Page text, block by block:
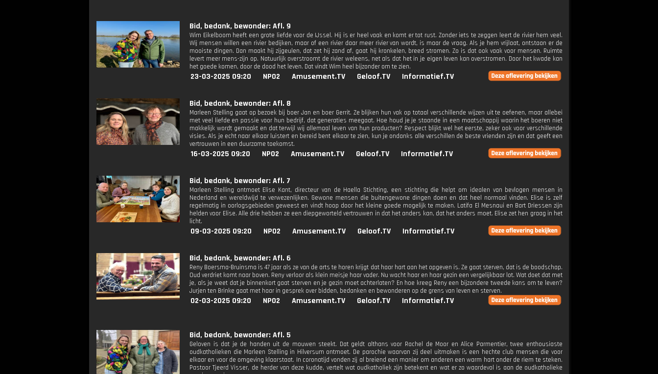
Bid, bedank, bewonder: Afl. 9
Wim Eikelboom heeft een grote liefde voor de IJssel. Hij is er heel vaak en komt er tot rust. Zonder iets te zeggen leert de rivier hem veel.
Wij mensen willen een rivier bedijken, maar of een rivier daar meer rivier van wordt, is maar de vraag. Als je hem vrijlaat, ontstaan er de
mooiste dingen. Dan maakt hij zijgeulen, dat zet hij zand af, gaat hij kronkelen, breed stromen. Zo is dat ook vaak voor mensen. Ruimte
levert meer mens-zijn op. Natuurlijk overstroomt de rivier weleens, net als dat het in je eigen leven kan overstromen. Door het kwade kan
het goede komen, door de dood het leven. Dat vindt Wim heel bijzonder om te zien.
23-03-2025 09:20 NPO2 Amusement.TV Geloof.TV Informatief.TV
Bid, bedank, bewonder: Afl. 8
Marleen Stelling gaat op bezoek bij boer Jan en boer Gerrit. Ze blijken hun vak op totaal verschillende wijzen uit te oefenen, maar allebei
met veel liefde en passie voor hun bedrijf, dat generaties meegaat. Hoe houd je je staande in een maatschappij waarin het boeren niet
makkelijk wordt gemaakt en dat terwijl wij allemaal leven van hun producten? Respect blijkt wel het eerste, zeker ook voor verschillende
visies. Als je echt naar elkaar luistert en bereid bent elkaar te zien, kun je ondanks alle verschillen de beste vrienden zijn en dat geeft een
vertrouwen in een duurzame toekomst.
16-03-2025 09:20 NPO2 Amusement.TV Geloof.TV Informatief.TV
Bid, bedank, bewonder: Afl. 7
Marleen Stelling ontmoet Elise Kant, directeur van de Haella Stichting, een stichting die helpt om idealen van bevlogen mensen in
Nederland en wereldwijd te verwezenlijken. Gewone mensen die buitengewone dingen doen en dat heel normaal vinden. Elise is zelf
regelmatig in oorlogsgebieden geweest en vindt hoop door het kleine goede mogelijk te maken. Latifa El Mesnaui en Bart Driessen zijn
helden voor Elise. Alle drie hebben ze een diepgeworteld vertrouwen in dat het anders kan, dat het anders moet. Elise zet hen graag in het
licht.
09-03-2025 09:20 NPO2 Amusement.TV Geloof.TV Informatief.TV
Bid, bedank, bewonder: Afl. 6
Reny Boersma-Bruinsma is 47 jaar als ze van de arts te horen krijgt dat haar hart aan het opgeven is. Ze gaat sterven, dat is de boodschap.
Oud verdriet komt naar boven. Reny verloor als klein meisje haar vader. Nu wacht haar en haar gezin een vergelijkbaar lot. Wat doet dat met
je, als je weet dat je binnenkort gaat sterven en je gezin moet achterlaten? En hoe kreeg Reny een bijzondere tweede kans om te leven?
Jurjen ten Brinke gaat met haar in gesprek over bidden, bedanken en bewonderen op de grens van leven en sterven.
02-03-2025 09:20 NPO2 Amusement.TV Geloof.TV Informatief.TV
Bid, bedank, bewonder: Afl. 5
Geloven is dat je de handen uit de mouwen steekt. Dat geldt althans voor Rachel de Moor en Alice Parmentier, twee enthousiaste
oudkatholieken die Marleen Stelling in Hilversum ontmoet. De parochie waarvan zij deel uitmaken is een hechte club mensen die voor
elkaar en voor de omgeving klaarstaat. In coronatijd vonden zij al breiend een manier om anderen een warm hart onder de riem te steken.
Pastoor Tjeerd Visser, de herder van deze kudde, vertelt wat oudkatholiek zijn betekent en wat er zo waardevol is aan de oudkatholieke